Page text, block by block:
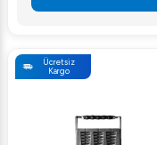
Ücretsiz
Kargo